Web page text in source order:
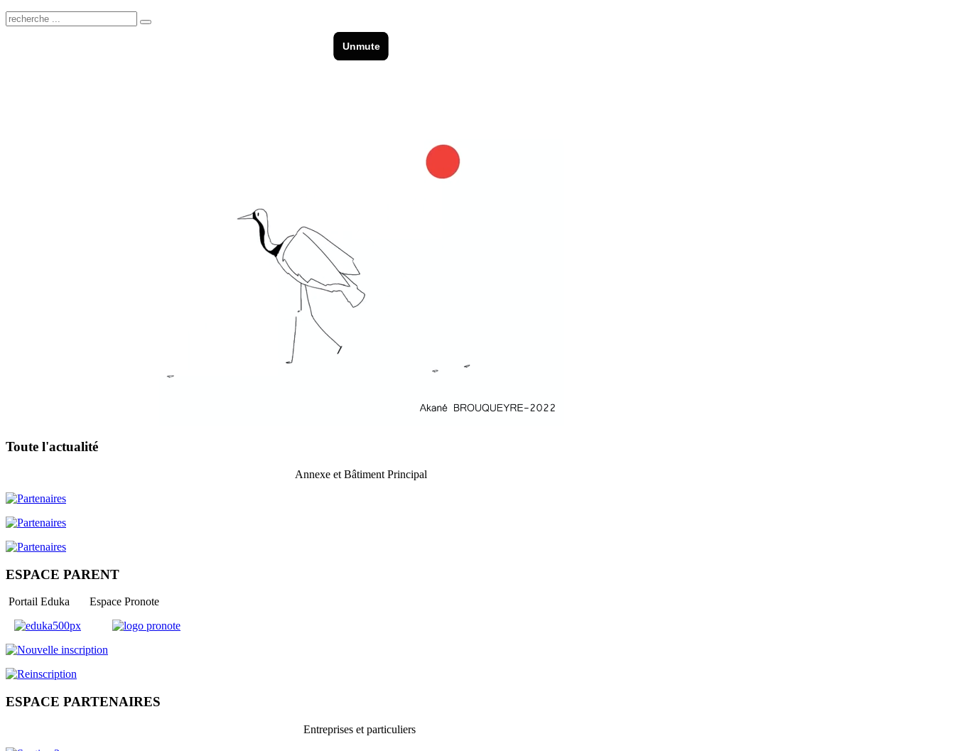
Toute l'actualité
Annexe et Bâtiment Principal
ESPACE PARENT
Portail Eduka Espace Pronote
ESPACE PARTENAIRES
Entreprises et particuliers